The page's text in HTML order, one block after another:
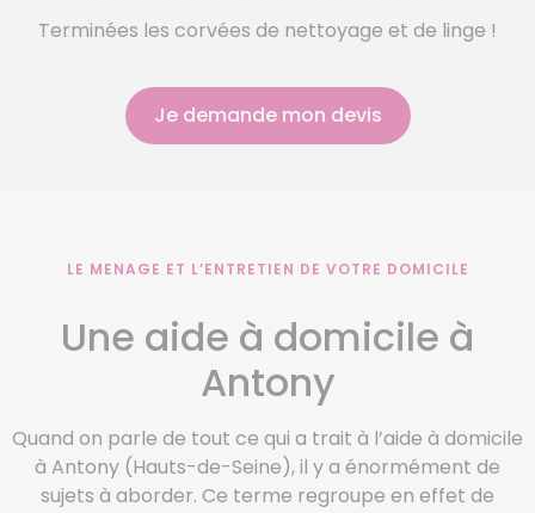
Terminées les corvées de nettoyage et de linge !
Je demande mon devis
LE MENAGE ET L’ENTRETIEN DE VOTRE DOMICILE
Une aide à domicile à
Antony
Quand on parle de tout ce qui a trait à l’aide à domicile
à Antony (Hauts-de-Seine), il y a énormément de
sujets à aborder. Ce terme regroupe en effet de